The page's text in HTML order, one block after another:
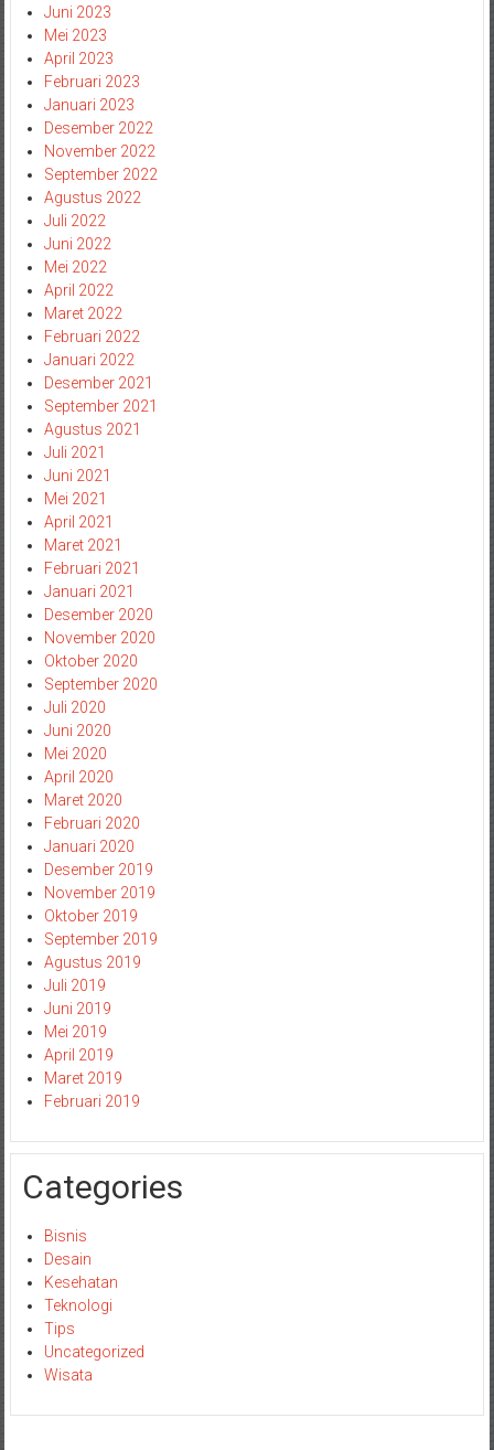
Juni 2023
Mei 2023
April 2023
Februari 2023
Januari 2023
Desember 2022
November 2022
September 2022
Agustus 2022
Juli 2022
Juni 2022
Mei 2022
April 2022
Maret 2022
Februari 2022
Januari 2022
Desember 2021
September 2021
Agustus 2021
Juli 2021
Juni 2021
Mei 2021
April 2021
Maret 2021
Februari 2021
Januari 2021
Desember 2020
November 2020
Oktober 2020
September 2020
Juli 2020
Juni 2020
Mei 2020
April 2020
Maret 2020
Februari 2020
Januari 2020
Desember 2019
November 2019
Oktober 2019
September 2019
Agustus 2019
Juli 2019
Juni 2019
Mei 2019
April 2019
Maret 2019
Februari 2019
Categories
Bisnis
Desain
Kesehatan
Teknologi
Tips
Uncategorized
Wisata